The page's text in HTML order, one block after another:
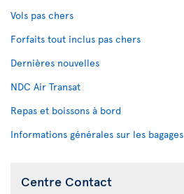
Vols pas chers
Forfaits tout inclus pas chers
Dernières nouvelles
NDC Air Transat
Repas et boissons à bord
Informations générales sur les bagages
Centre Contact